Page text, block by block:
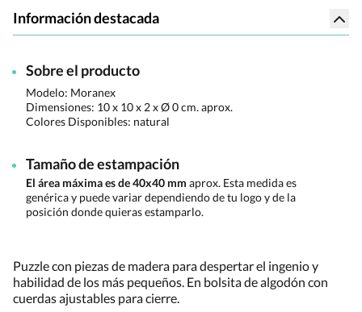
Información destacada
Sobre el producto
Modelo: Moranex
Dimensiones: 10 x 10 x 2 x Ø 0 cm. aprox.
Colores Disponibles: natural
Tamaño de estampación
El área máxima es de 40x40 mm aprox. Esta medida es
genérica y puede variar dependiendo de tu logo y de la
posición donde quieras estamparlo.
Puzzle con piezas de madera para despertar el ingenio y
habilidad de los más pequeños. En bolsita de algodón con
cuerdas ajustables para cierre.